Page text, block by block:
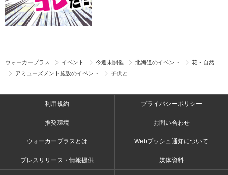
ウォーカープラス イベント 今週末開催 北海道のイベント
花・自然
アミューズメント施設のイベント
子供と
利用規約 プライバシーポリシー
推奨環境 お問い合わせ
ウォーカープラスとは Webプッシュ通知について
プレスリリース・情報提供 媒体資料